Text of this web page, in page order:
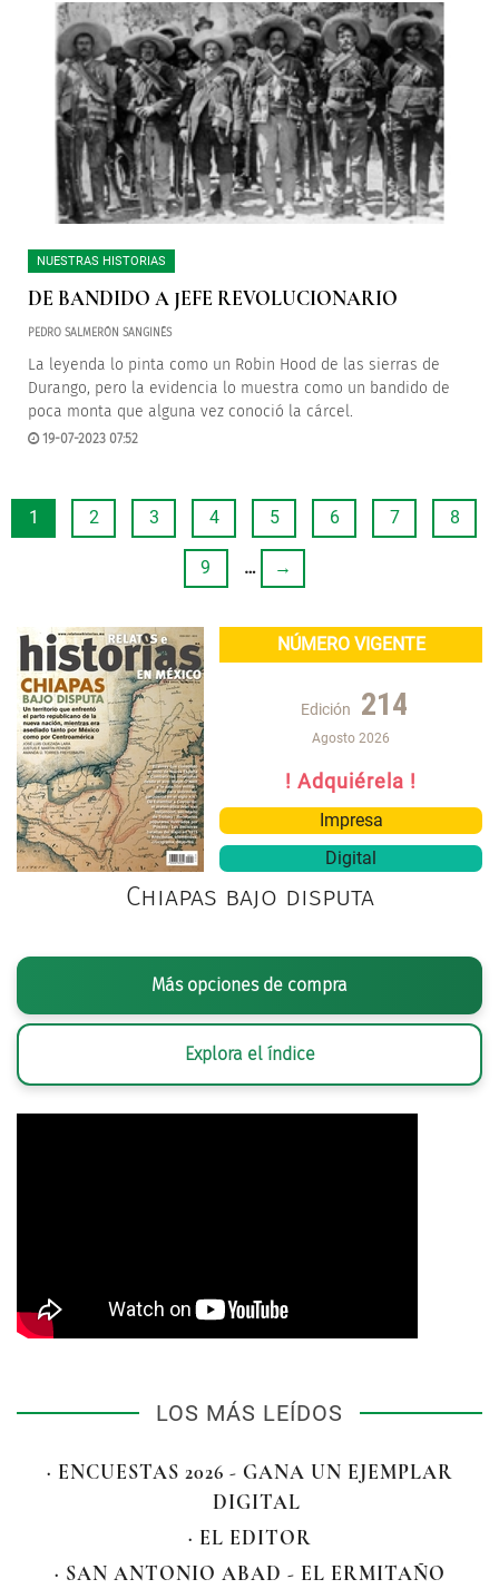
NUESTRAS HISTORIAS
DE BANDIDO A JEFE REVOLUCIONARIO
PEDRO SALMERÓN SANGINÉS
La leyenda lo pinta como un Robin Hood de las sierras de
Durango, pero la evidencia lo muestra como un bandido de
poca monta que alguna vez conoció la cárcel.
19-07-2023 07:52
1 2 3 4 5 6 7 8
9 … →
NÚMERO VIGENTE
Edición 214
Agosto 2026
! Adquiérela !
Impresa
Digital
Chiapas bajo disputa
Más opciones de compra
Explora el índice
LOS MÁS LEÍDOS
· ENCUESTAS 2026 - GANA UN EJEMPLAR
DIGITAL
· EL EDITOR
· SAN ANTONIO ABAD - EL ERMITAÑO